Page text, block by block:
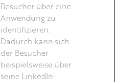
Besucher über eine
Anwendung zu
identifizieren.
Dadurch kann sich
der Besucher
beispielsweise über
seine LinkedIn-